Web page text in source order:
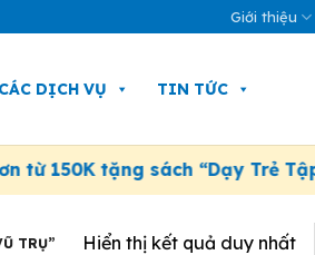
Giới thiệu
CÁC DỊCH VỤ TIN TỨC
từ 150K tặng sách “Dạy Trẻ Tập
TRỤ” Hiển thị kết quả duy nhất